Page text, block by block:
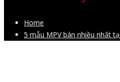
Home
5 mẫu MPV bán nhiều nhất